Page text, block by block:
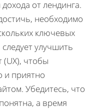
от лендинга.
необходимо
ключевых
улучшить
(UX), чтобы
и приятно
Убедитесь, что
а время